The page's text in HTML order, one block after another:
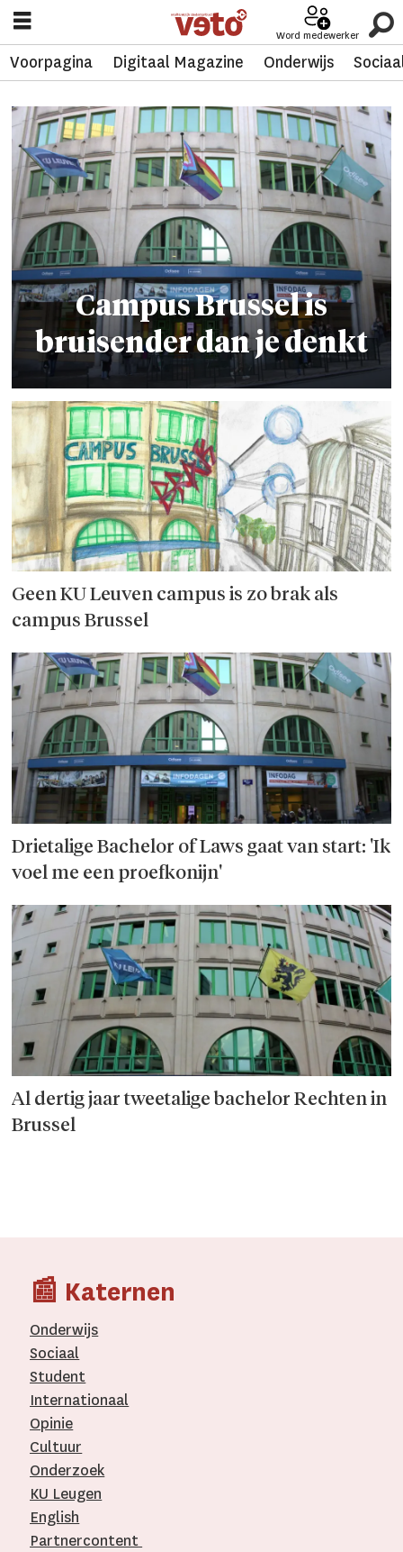
Word medewerker
Voorpagina Digitaal Magazine Onderwijs
Tag:
campus
brussel
Campus Brussel is
bruisender dan je denkt
Geen KU Leuven campus is zo brak als
campus Brussel
Drietalige Bachelor of Laws gaat van start: 'Ik
voel me een proef­konijn'
Al dertig jaar tweetalige bachelor Rechten in
Brussel
📰 Katernen
Onderwijs
Sociaal
Student
Internationaal­
Opinie
Cultuur
Onderzoek
KU Leugen
English
Partnercontent